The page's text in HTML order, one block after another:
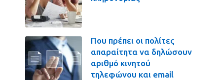
Που πρέπει οι πολίτες
απαραίτητα να δηλώσουν
αριθμό κινητού
τηλεφώνου και email